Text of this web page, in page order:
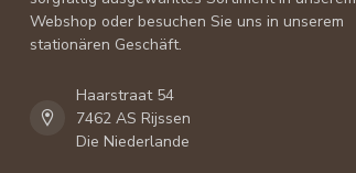
Webshop oder besuchen Sie uns in unserem
stationären Geschäft.
Haarstraat 54
7462 AS Rijssen
Die Niederlande